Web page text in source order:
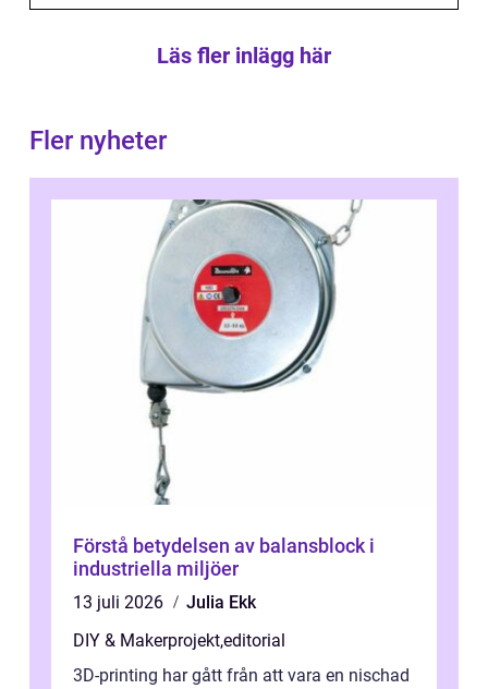
Läs fler inlägg här
Fler nyheter
Förstå betydelsen av balansblock i
industriella miljöer
13 juli 2026
Julia Ekk
DIY & Makerprojekt,editorial
3D-printing har gått från att vara en nischad